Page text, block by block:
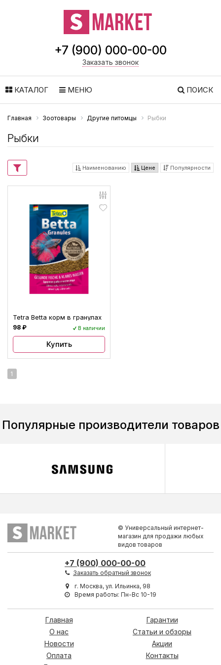
+7 (900) 000-00-00
Заказать звонок
КАТАЛОГ МЕНЮ ПОИСК
Главная Зоотовары Другие питомцы Рыбки
Рыбки
Наименованию Цене Популярности
Tetra Betta корм в гранулах
98 ₽ В наличии
Купить
1
Популярные производители товаров
© Универсальный интернет-
магазин для продажи любых
видов товаров
+7 (900) 000-00-00
Заказать обратный звонок
г. Москва, ул. Ильинка, 98
Время работы: Пн-Вс 10-19
Главная
О нас
Новости
Оплата
Гарантии
Статьи и обзоры
Акции
Контакты